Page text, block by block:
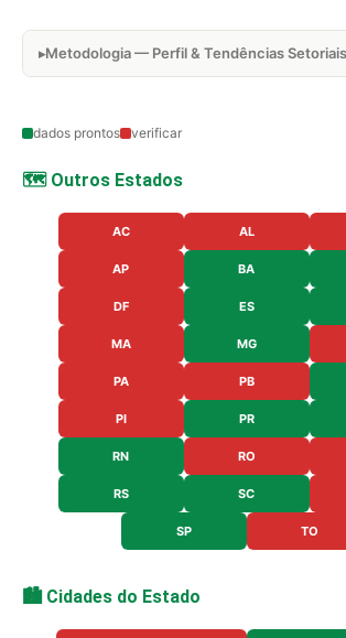
Metodologia — Perfil & Tendências Setoriais
dados prontos verificar
🗺️ Outros Estados
AC AL
AP BA
DF ES
MA MG
PA PB
PI PR
RN RO
RS SC
SP TO
🏙️ Cidades do Estado